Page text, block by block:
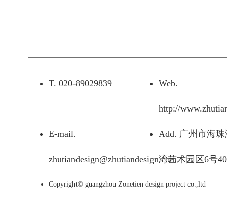
T. 020-89029839 Web.
http://
E-mail.
zhutiandesign@zhutiandesign.com
Add. 广州市海
湾艺术园区6号
Copyright© guangzhou Zonetien design project co.,ltd